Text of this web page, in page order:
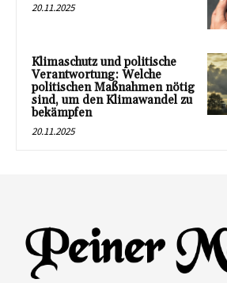
20.11.2025
Klimaschutz und politische
Verantwortung: Welche
politischen Maßnahmen nötig
sind, um den Klimawandel zu
bekämpfen
20.11.2025